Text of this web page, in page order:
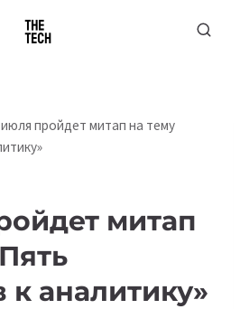
пройдет митап на тему
митап
к аналитику»